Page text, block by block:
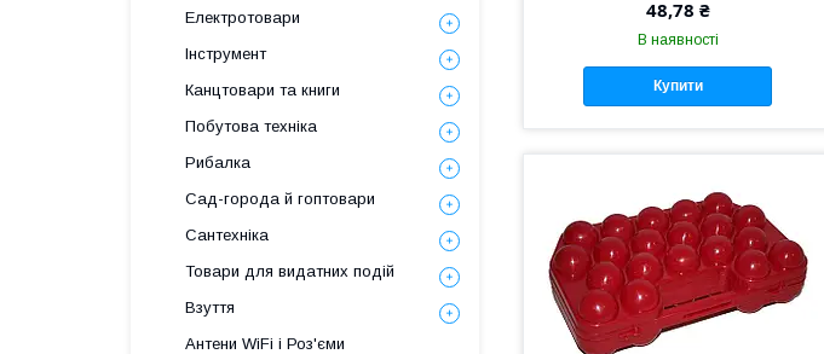
48,78 ₴
В наявності
Купити
Електротовари
Інструмент
Канцтовари та книги
Побутова техніка
Рибалка
Сад-города й гоптовари
Сантехніка
Товари для видатних подій
Взуття
Антени WiFi і Роз'єми